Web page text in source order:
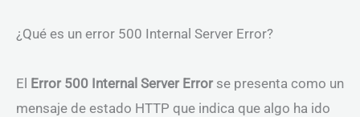
¿Qué es un error 500 Internal Server Error?
El Error 500 Internal Server Errorse presenta como un
mensaje de estado HTTP que indica que algo ha ido